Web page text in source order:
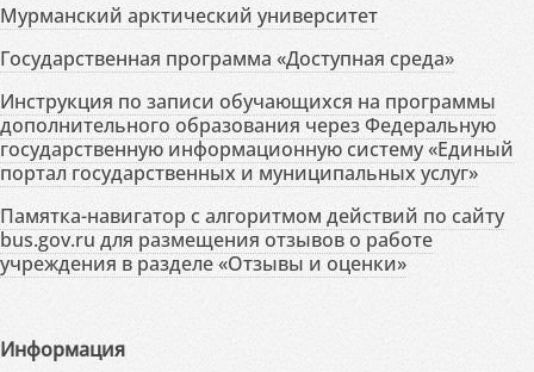
Мурманский арктический университет
Государственная программа «Доступная среда»
Инструкция по записи обучающихся на программы
дополнительного образования через Федеральную
государственную информационную систему «Единый
портал государственных и муниципальных услуг»
Памятка-навигатор с алгоритмом действий по сайту
bus.gov.ru для размещения отзывов о работе
учреждения в разделе «Отзывы и оценки»
Информация